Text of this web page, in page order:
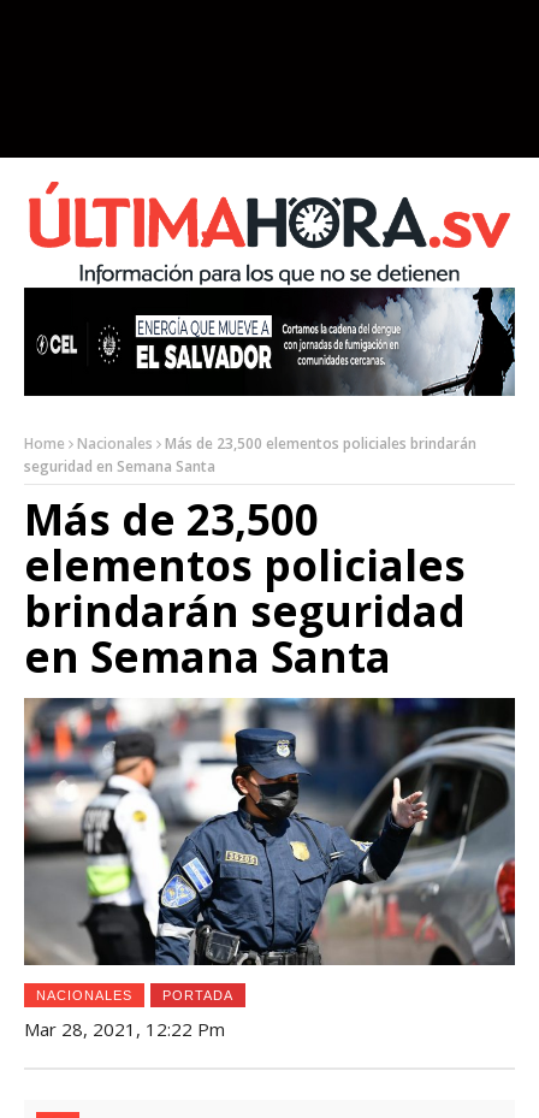
Home Nacionales
Más de 23,500 elementos policiales brindarán
seguridad en Semana Santa
Más de 23,500
elementos policiales
brindarán seguridad
en Semana Santa
NACIONALES PORTADA
Mar 28, 2021, 12:22 Pm